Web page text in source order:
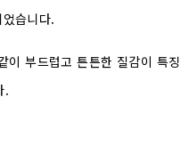
습니다.
이 부드럽고 튼튼한 질감이 특징
.